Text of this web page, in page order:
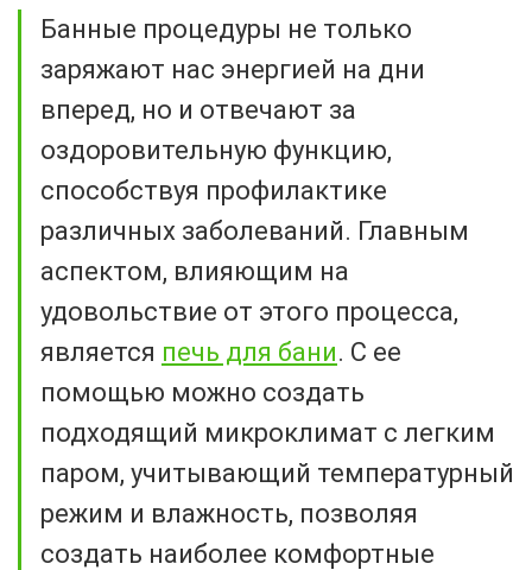
Банные процедуры не только
заряжают нас энергией на дни
вперед, но и отвечают за
оздоровительную функцию,
способствуя профилактике
различных заболеваний. Главным
аспектом, влияющим на
удовольствие от этого процесса,
является печь для бани. С ее
помощью можно создать
подходящий микроклимат с легким
паром, учитывающий температурный
режим и влажность, позволяя
создать наиболее комфортные